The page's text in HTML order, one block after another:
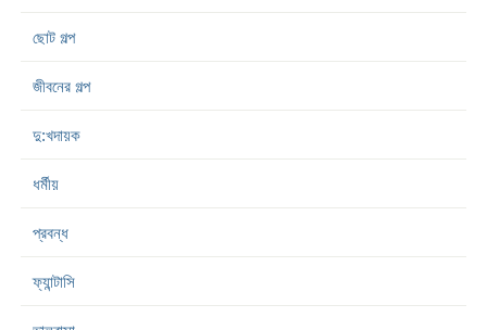
ছোট গল্প
জীবনের গল্প
দু:খদায়ক
ধর্মীয়
প্রবন্ধ
ফ্যান্টাসি